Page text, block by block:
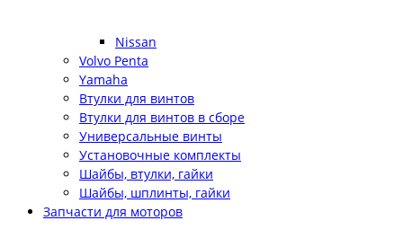
Nissan
Volvo Penta
Yamaha
Втулки для винтов
Втулки для винтов в сборе
Универсальные винты
Установочные комплекты
Шайбы, втулки, гайки
Шайбы, шплинты, гайки
Запчасти для моторов